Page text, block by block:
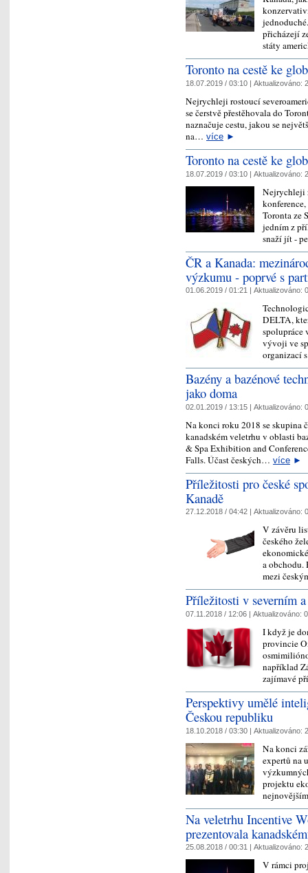
přicházejí
státy
Toronto na cestě ke
18.07.2019 / 03:10 | Aktualizováno:
Nejrychleji rostoucí
se čerstvě přestěhovala do
naznačuje cestu, jakou se
na… více ►
Toronto na cestě ke
18.07.2019 / 03:10 | Aktualizováno:
Nejrychleji
Toronta ze
jedním z
snaží jít -
ČR a Kanada:
výzkumu - poprvé s
01.06.2019 / 01:21 | Aktualizováno:
DELTA,
spolupráce
vývoji ve
organizací
Bazény a bazénové
jako doma
02.01.2019 / 13:15 | Aktualizováno:
Na konci roku 2018 se skupina
kanadském veletrhu v oblasti
& Spa Exhibition and
Falls. Účast českých… více ►
Příležitosti pro české
Kanadě
27.12.2018 / 04:42 | Aktualizováno:
V závěru
českého
a
mezi
Příležitosti v severním
07.11.2018 / 12:06 | Aktualizováno:
I když je
provincie
například
zajímavé
Perspektivy umělé
Českou republiku
18.10.2018 / 03:30 | Aktualizováno:
Na konci
expertů na
projektu
Na veletrhu Incentive
prezentovala
25.08.2018 / 00:31 | Aktualizováno:
V rámci